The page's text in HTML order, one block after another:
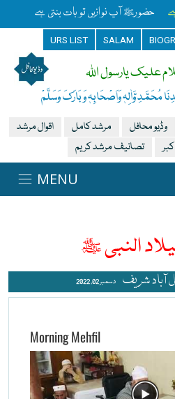
حضورﷺ آپ نوازیں تو بات بنتی ہے
URS LIST SALAM
علیک یارسول اللہ
مُحَمَّدِ وَّاٰلِہٖ وَاَصْحَابِہٖ وَبَارَکَ وَسَلَّمْ
اقوال مرشد مرشد کامل وڈیو محافل
تصانیف مرشد کریم
النبی ﷺ
دسمبر 02, 2022 آباد شریف
Morning Mehfil